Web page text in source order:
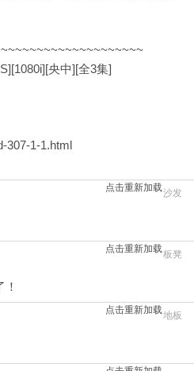
央中][全3集]
307-1-1.html
点击重新加载沙发
点击重新加载板凳
点击重新加载地板